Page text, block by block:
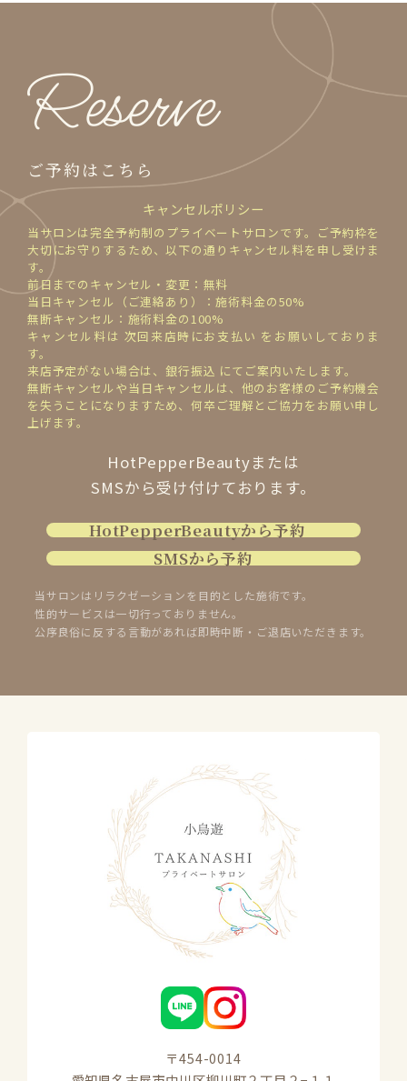
Reserve
ご予約はこちら
キャンセルポリシー
当サロンは完全予約制のプライベートサロンです。ご予約枠を
大切にお守りするため、以下の通りキャンセル料を申し受けま
す。
前日までのキャンセル・変更：無料
当日キャンセル（ご連絡あり）：施術料金の50%
無断キャンセル：施術料金の100%
キャンセル料は 次回来店時にお支払い をお願いしておりま
す。
来店予定がない場合は、銀行振込 にてご案内いたします。
無断キャンセルや当日キャンセルは、他のお客様のご予約機会
を失うことになりますため、何卒ご理解とご協力をお願い申し
上げます。
HotPepperBeautyまたは
SMSから受け付けております。
HotPepperBeautyから予約
SMSから予約
当サロンはリラクゼーションを目的とした施術です。
性的サービスは一切行っておりません。
公序良俗に反する言動があれば即時中断・ご退店いただきます。
〒454-0014